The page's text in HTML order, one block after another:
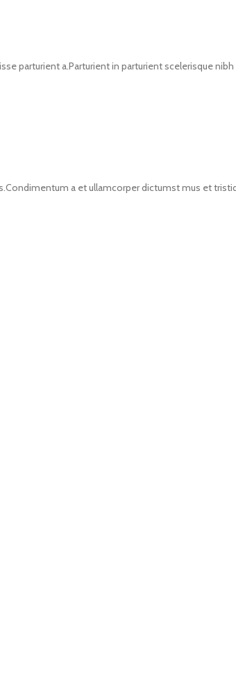
parturient a.Parturient in parturient scelerisque
a et ullamcorper dictumst mus et